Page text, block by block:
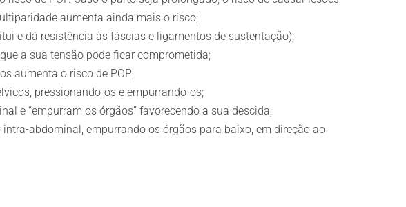
aumenta ainda mais o risco;
e dá resistência às fáscias e ligamentos de sustentação);
a sua tensão pode ficar comprometida;
aumenta o risco de POP;
pressionando-os e empurrando-os;
e “empurram os órgãos” favorecendo a sua descida;
abdominal, empurrando os órgãos para baixo, em direção ao